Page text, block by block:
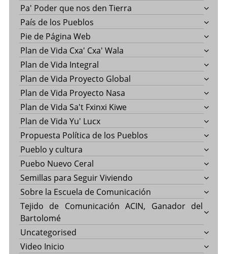
Pa' Poder que nos den Tierra
País de los Pueblos
Pie de Página Web
Plan de Vida Cxa' Cxa' Wala
Plan de Vida Integral
Plan de Vida Proyecto Global
Plan de Vida Proyecto Nasa
Plan de Vida Sa't Fxinxi Kiwe
Plan de Vida Yu' Lucx
Propuesta Política de los Pueblos
Pueblo y cultura
Puebo Nuevo Ceral
Semillas para Seguir Viviendo
Sobre la Escuela de Comunicación
Tejido de Comunicación ACIN, Ganador del
Bartolomé
Uncategorised
Video Inicio